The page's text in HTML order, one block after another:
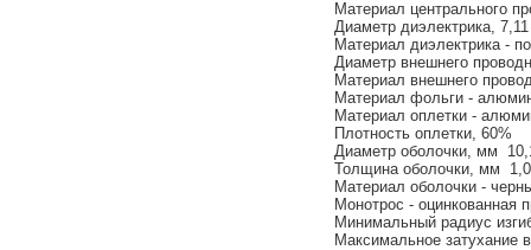
Материал центрального
Диаметр диэлектрика,
Материал диэлектрика -
Диаметр внешнего
Материал внешнего
Материал фольги -
Материал оплетки -
Плотность оплетки, 60%
Диаметр оболочки, мм
Толщина оболочки, мм
Материал оболочки -
Монотрос - оцинкованная
Минимальный радиус
Максимальное затухание